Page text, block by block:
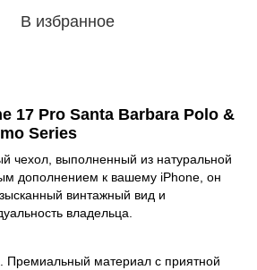
В избранное
17 Pro Santa Barbara Polo &
Series
чехол, выполненный из натуральной
дополнением к вашему iPhone, он
винтажный вид и
владельца.
Премиальный материал с приятной